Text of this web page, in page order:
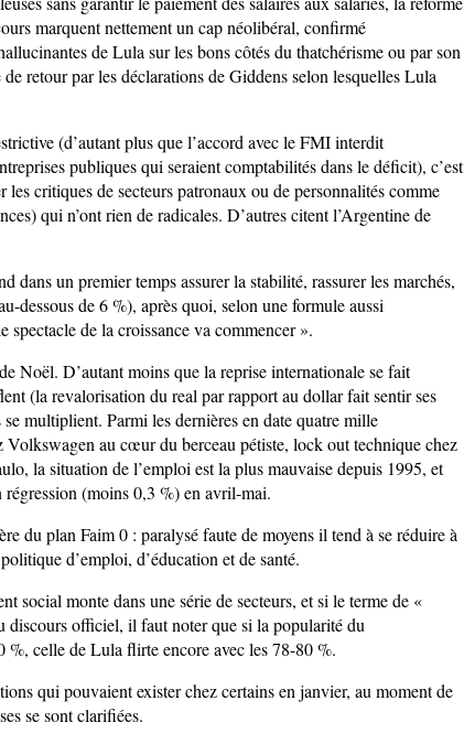
marquent nettement un cap néolibéral, confirmé
de Lula sur les bons côtés du thatchérisme ou par son
retour par les déclarations de Giddens selon lesquelles Lula
(d’autant plus que l’accord avec le FMI interdit
publiques qui seraient comptabilités dans le déficit), c’est
critiques de secteurs patronaux ou de personnalités comme
qui n’ont rien de radicales. D’autres citent l’Argentine de
dans un premier temps assurer la stabilité, rassurer les marchés,
dessous de 6 %), après quoi, selon une formule aussi
spectacle de la croissance va commencer ».
Noël. D’autant moins que la reprise internationale se fait
(la revalorisation du real par rapport au dollar fait sentir ses
multiplient. Parmi les dernières en date quatre mille
Volkswagen au cœur du berceau pétiste, lock out technique chez
la situation de l’emploi est la plus mauvaise depuis 1995, et
(moins 0,3 %) en avril-mai.
du plan Faim 0 : paralysé faute de moyens il tend à se réduire à
d’emploi, d’éducation et de santé.
social monte dans une série de secteurs, et si le terme de «
discours officiel, il faut noter que si la popularité du
%, celle de Lula flirte encore avec les 78-80 %.
qui pouvaient exister chez certains en janvier, au moment de
se sont clarifiées.